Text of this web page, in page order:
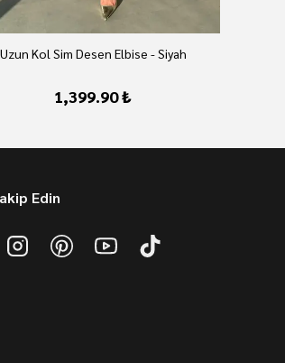
Uzun Kol Sim Desen Elbise - Siyah
1,399.90 ₺
Edin